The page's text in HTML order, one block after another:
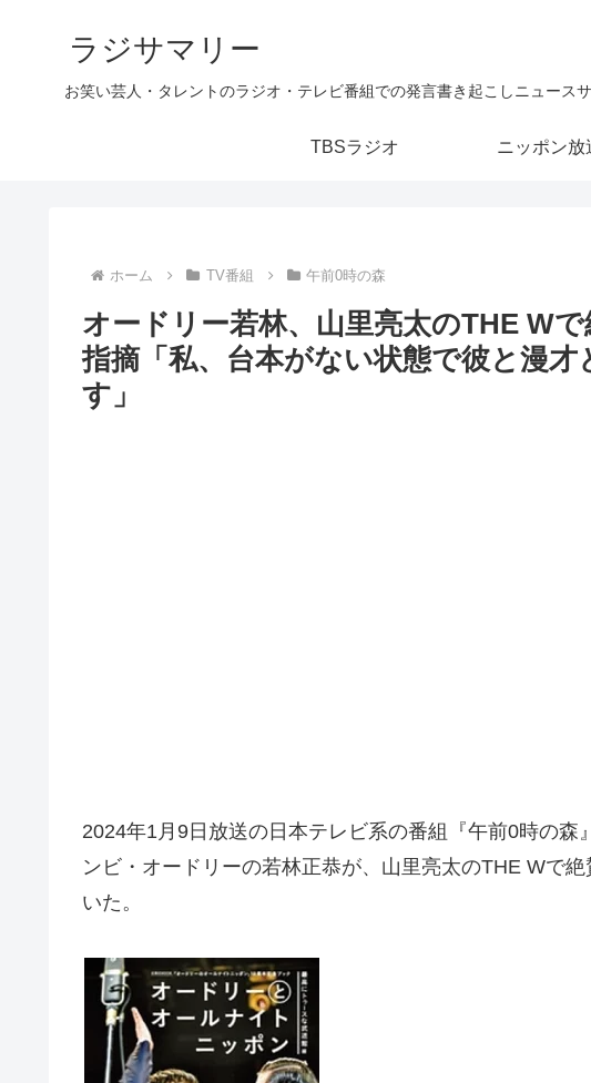
ラジサマリー
お笑い芸人・タレントのラジオ・テレビ番組での発言書き起こしニュース
TBSラジオ ニッポン放
ホーム TV番組 午前0時の森
オードリー若林、山里亮太のTHE W
指摘「私、台本がない状態で彼と漫
す」
2024年1月9日放送の日本テレビ系の番組『午前0時の森
ンビ・オードリーの若林正恭が、山里亮太のTHE Wで
いた。